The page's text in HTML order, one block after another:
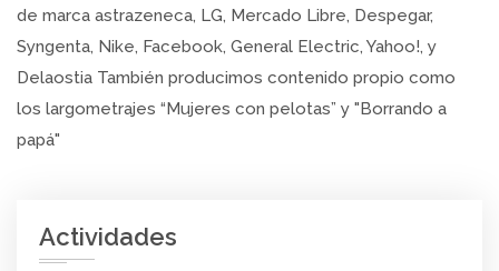
de marca astrazeneca, LG, Mercado Libre, Despegar,
Syngenta, Nike, Facebook, General Electric, Yahoo!, y
Delaostia También producimos contenido propio como
los largometrajes “Mujeres con pelotas” y "Borrando a
papá"
Actividades